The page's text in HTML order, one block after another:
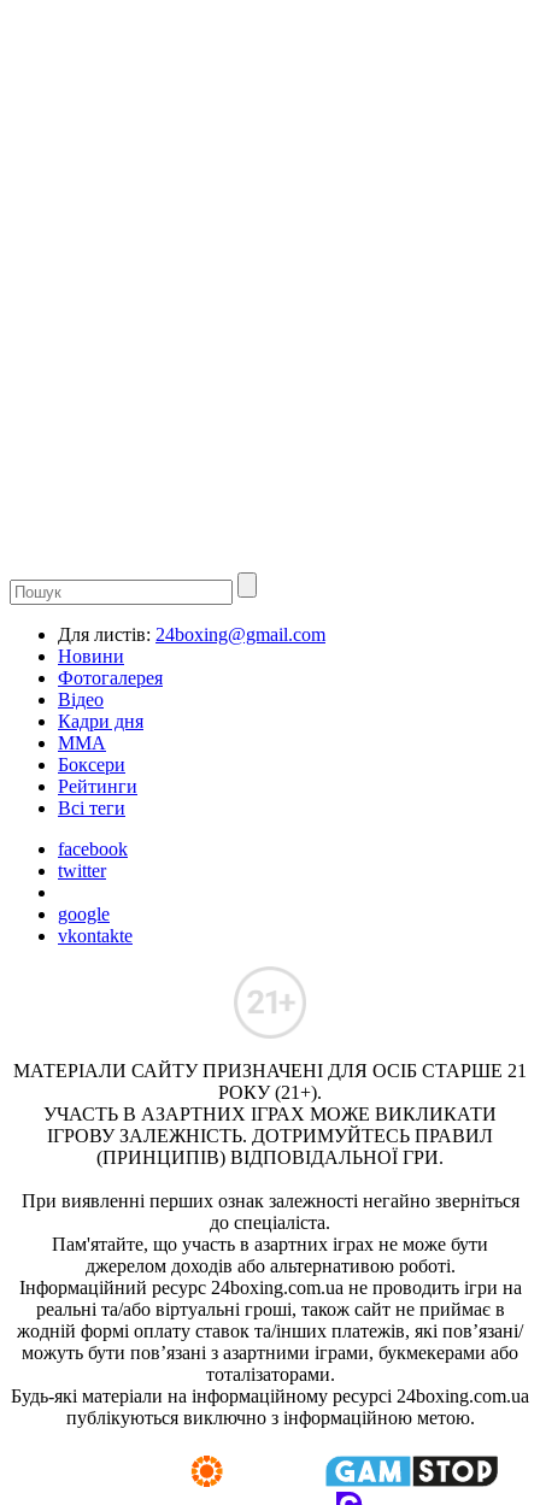
Для листів: 24boxing@gmail.com
Новини
Фотогалерея
Відео
Кадри дня
ММА
Боксери
Рейтинги
Всі теги
facebook
twitter
google
vkontakte
МАТЕРІАЛИ САЙТУ ПРИЗНАЧЕНІ ДЛЯ ОСІБ СТАРШЕ 21
РОКУ (21+).
УЧАСТЬ В АЗАРТНИХ ІГРАХ МОЖЕ ВИКЛИКАТИ
ІГРОВУ ЗАЛЕЖНІСТЬ. ДОТРИМУЙТЕСЬ ПРАВИЛ
(ПРИНЦИПІВ) ВІДПОВІДАЛЬНОЇ ГРИ.
При виявленні перших ознак залежності негайно зверніться
до спеціаліста.
Пам'ятайте, що участь в азартних іграх не може бути
джерелом доходів або альтернативою роботі.
Інформаційний ресурс 24boxing.com.ua не проводить ігри на
реальні та/або віртуальні гроші, також сайт не приймає в
жодній формі оплату ставок та/інших платежів, які пов’язані/
можуть бути пов’язані з азартними іграми, букмекерами або
тоталізаторами.
Будь-які матеріали на інформаційному ресурсі 24boxing.com.ua
публікуються виключно з інформаційною метою.